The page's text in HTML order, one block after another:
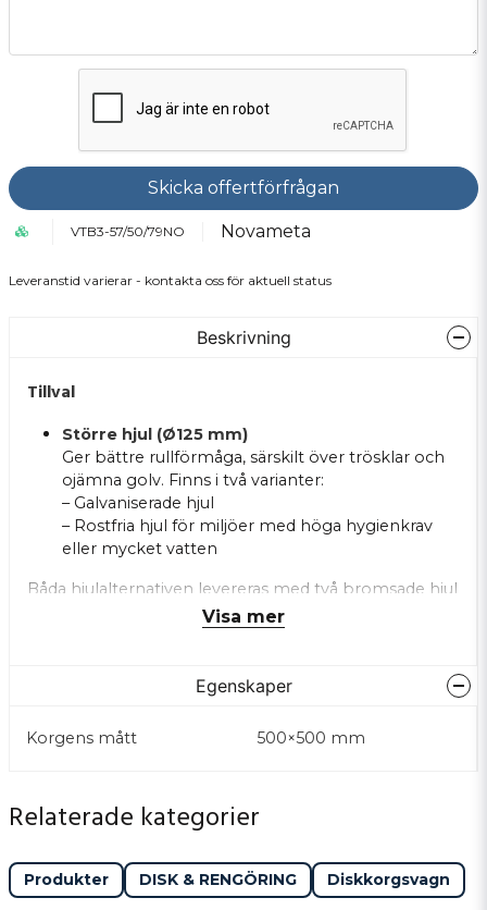
Skicka offertförfrågan
VTB3-57/50/79NO Novameta
Leveranstid varierar - kontakta oss för aktuell status
Beskrivning
Tillval
Större hjul (Ø125 mm)
Ger bättre rullförmåga, särskilt över trösklar och
ojämna golv. Finns i två varianter:
– Galvaniserade hjul
– Rostfria hjul för miljöer med höga hygienkrav
eller mycket vatten
Båda hjulalternativen levereras med två bromsade hjul
Visa mer
Egenskaper
Korgens mått 500×500 mm
Relaterade kategorier
Produkter DISK & RENGÖRING Diskkorgsvagn